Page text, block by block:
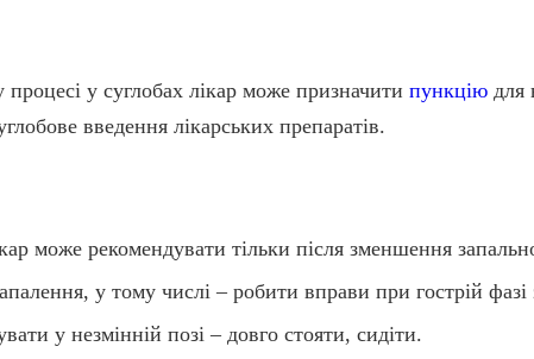
у суглобах лікар може призначити пункціюдля
введення лікарських препаратів.
може рекомендувати тільки після зменшення
у тому числі – робити вправи при гострій
у незмінній позі – довго стояти, сидіти.